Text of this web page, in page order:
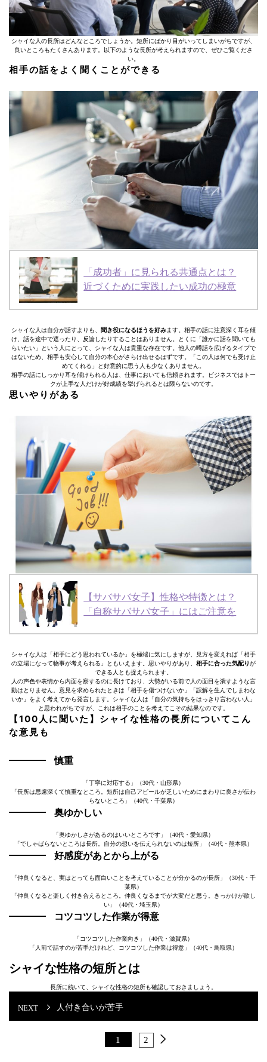
シャイな人の長所はどんなところでしょうか。短所にばかり目がいってしまいがちですが、
良いところもたくさんあります。以下のような長所が考えられますので、ぜひご覧くださ
い。
相手の話をよく聞くことができる
「成功者」に見られる共通点とは？
近づくために実践したい成功の極意
シャイな人は自分が話すよりも、 聞き役になるほうを好みます。相手の話に注意深く耳を傾
け、話を途中で遮ったり、反論したりすることはありません。とくに「誰かに話を聞いても
らいたい」という人にとって、シャイな人は貴重な存在です。他人の噂話を広げるタイプで
はないため、相手も安心して自分の本心がさらけ出せるはずです。「この人は何でも受け止
めてくれる」と好意的に思う人も少なくありません。
相手の話にしっかり耳を傾けられる人は、仕事においても信頼されます。ビジネスではトー
クが上手な人だけが好成績を挙げられるとは限らないのです。
思いやりがある
【サバサバ女子】性格や特徴とは？
「自称サバサバ女子」にはご注意を
シャイな人は「相手にどう思われているか」を極端に気にしますが、見方を変えれば「相手
の立場になって物事が考えられる」ともいえます。思いやりがあり、 相手に合った気配りが
できる人とも捉えられます。
人の声色や表情から内面を察するのに長けており、大勢がいる前で人の面目を潰すような言
動はとりません。意見を求められたときは「相手を傷つけないか」「誤解を生んでしまわな
いか」をよく考えてから発言します。シャイな人は「自分の気持ちをはっきり言わない人」
と思われがちですが、これは相手のことを考えてこその結果なのです。
【100人に聞いた】シャイな性格の長所についてこん
な意見も
慎重
「丁寧に対応する」（30代・山形県）
「長所は思慮深くて慎重なところ。短所は自己アピールが乏しいためにまわりに良さが伝わ
らないところ」（40代・千葉県）
奥ゆかしい
「奥ゆかしさがあるのはいいところです」（40代・愛知県）
「でしゃばらないところは長所。自分の想いを伝えられないのは短所」（40代・熊本県）
好感度があとから上がる
「仲良くなると、実はとっても面白いことを考えていることが分かるのが長所」（30代・千
葉県）
「仲良くなると楽しく付き合えるところ。仲良くなるまでが大変だと思う。きっかけが欲し
い」（40代・埼玉県）
コツコツした作業が得意
「コツコツした作業向き」（40代・滋賀県）
「人前で話すのが苦手だけれど、コツコツした作業は得意」（40代・鳥取県）
シャイな性格の短所とは
長所に続いて、シャイな性格の短所も確認しておきましょう。
人付き合いが苦手
1 2